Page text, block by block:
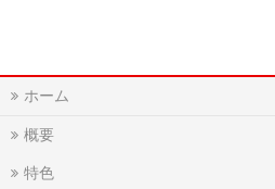
ホーム
概要
特色